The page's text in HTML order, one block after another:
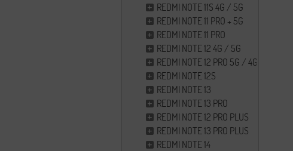
REDMI NOTE 11S 4G / 5G
REDMI NOTE 11 PRO + 5G
REDMI NOTE 11 PRO
REDMI NOTE 12 4G / 5G
REDMI NOTE 12 PRO 5G / 4G
REDMI NOTE 12S
REDMI NOTE 13
REDMI NOTE 13 PRO
REDMI NOTE 12 PRO PLUS
REDMI NOTE 13 PRO PLUS
REDMI NOTE 14